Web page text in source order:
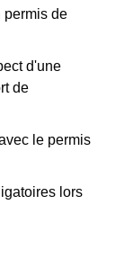
permis de
d'une
de
le permis
lors